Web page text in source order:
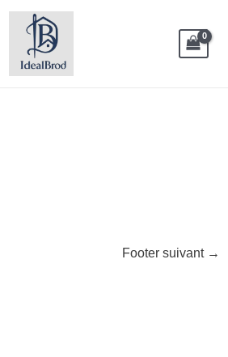
Footer suivant →